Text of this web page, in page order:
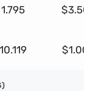
1.795 $3.500
10.119 $1.000